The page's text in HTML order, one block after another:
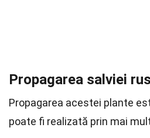
Propagarea salviei
Propagarea acestei plante
poate fi realizată prin mai